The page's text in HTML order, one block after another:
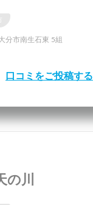
分市南生石東 5組
口コミをご投稿する
の川